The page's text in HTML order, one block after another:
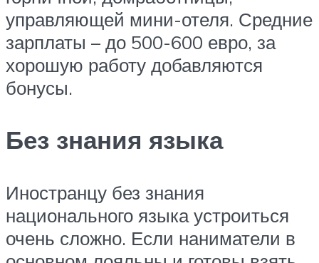
управляющей мини-отеля. Средние
зарплаты – до 500-600 евро, за
хорошую работу добавляются
бонусы.
Без знания языка
Иностранцу без знания
национального языка устроиться
очень сложно. Если наниматели в